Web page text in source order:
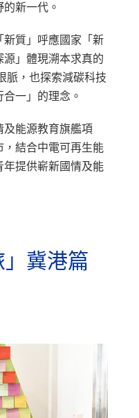
新一代。
新質」呼應國家「新
」體現溯本求真的
脈，也探索減碳科技
一」的理念。
能源教育旗艦項
，結合中電可再生能
提供嶄新國情及能
」冀港篇